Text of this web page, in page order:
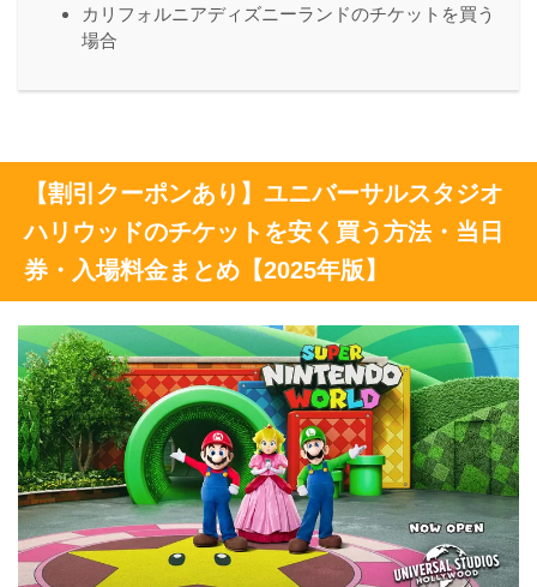
カリフォルニアディズニーランドのチケットを買う
場合
【割引クーポンあり】ユニバーサルスタジオ
ハリウッドのチケットを安く買う方法・当日
券・入場料金まとめ【2025年版】